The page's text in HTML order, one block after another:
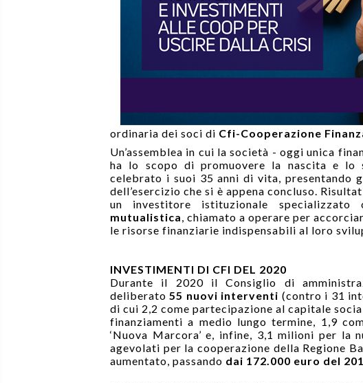
pace,
delle
da Cfi
di forza
fattori e
dal
ordinaria dei soci di Cfi-Cooperazione
Un’assemblea in cui la società - oggi unica
ha lo scopo di promuovere la nascita e lo
celebrato i suoi 35 anni di vita,
dell’esercizio che si è appena concluso.
un investitore istituzionale
mutualistica, chiamato a operare per
le risorse finanziarie indispensabili al loro
INVESTIMENTI DI CFI DEL 2020
Durante il 2020 il Consiglio di
deliberato55 nuovi interventi (contro i 31
di cui 2,2 come partecipazione al capitale
finanziamenti a medio lungo termine, 1,9
‘Nuova Marcora’ e, infine, 3,1 milioni per
agevolati per la cooperazione della Regione
aumentato, passando dai 172.000 euro del